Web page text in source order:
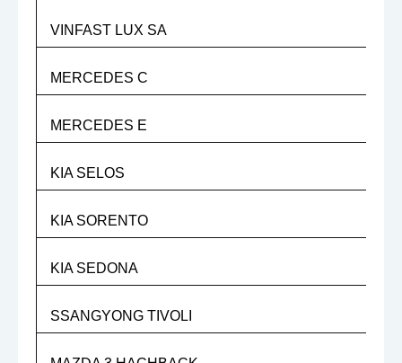
VINFAST LUX SA
MERCEDES C
MERCEDES E
KIA SELOS
KIA SORENTO
KIA SEDONA
SSANGYONG TIVOLI